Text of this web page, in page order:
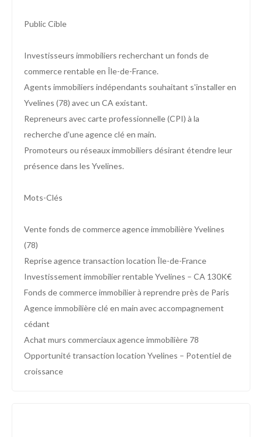
Public Cible
Investisseurs immobiliers recherchant un fonds de
commerce rentable en Île-de-France.
Agents immobiliers indépendants souhaitant s'installer en
Yvelines (78) avec un CA existant.
Repreneurs avec carte professionnelle (CPI) à la
recherche d'une agence clé en main.
Promoteurs ou réseaux immobiliers désirant étendre leur
présence dans les Yvelines.
Mots-Clés
Vente fonds de commerce agence immobilière Yvelines
(78)
Reprise agence transaction location Île-de-France
Investissement immobilier rentable Yvelines – CA 130K€
Fonds de commerce immobilier à reprendre près de Paris
Agence immobilière clé en main avec accompagnement
cédant
Achat murs commerciaux agence immobilière 78
Opportunité transaction location Yvelines – Potentiel de
croissance